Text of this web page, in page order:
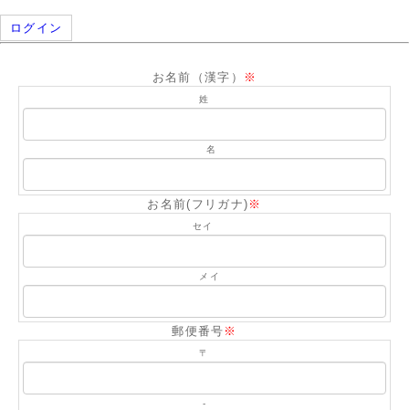
ログイン
お名前（漢字） ※
姓
名
お名前(フリガナ) ※
セイ
メイ
郵便番号 ※
〒
-